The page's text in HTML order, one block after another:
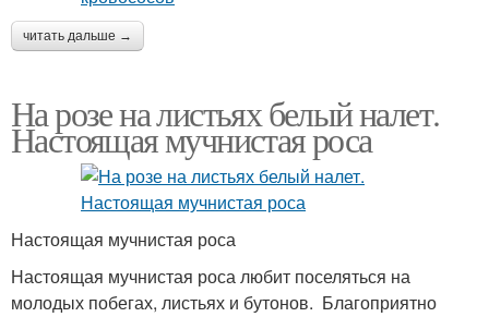
читать дальше →
На розе на листьях белый налет.
Настоящая мучнистая роса
Настоящая мучнистая роса
Настоящая мучнистая роса любит поселяться на
молодых побегах, листьях и бутонов. Благоприятно